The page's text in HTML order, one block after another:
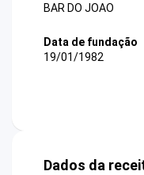
BAR DO JOAO
Data de fundação
19/01/1982
Dados da